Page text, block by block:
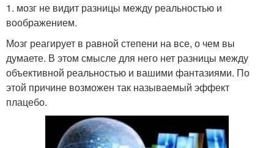
1. мозг не видит разницы между реальностью и
воображением.
Мозг реагирует в равной степени на все, о чем вы
думаете. В этом смысле для него нет разницы между
объективной реальностью и вашими фантазиями. По
этой причине возможен так называемый эффект
плацебо.